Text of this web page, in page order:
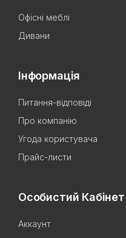
Офісні меблі
Дивани
Інформація
Питання-відповіді
Про компанію
Угода користувача
Прайс-листи
Особистий Кабінет
Аккаунт